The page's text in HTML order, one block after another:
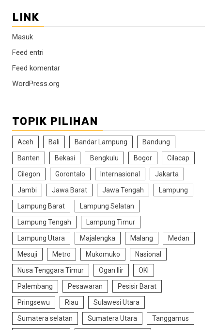
LINK
Masuk
Feed entri
Feed komentar
WordPress.org
TOPIK PILIHAN
Aceh Bali Bandar Lampung Bandung
Banten Bekasi Bengkulu Bogor Cilacap
Cilegon Gorontalo Internasional Jakarta
Jambi Jawa Barat Jawa Tengah Lampung
Lampung Barat Lampung Selatan
Lampung Tengah Lampung Timur
Lampung Utara Majalengka Malang Medan
Mesuji Metro Mukomuko Nasional
Nusa Tenggara Timur Ogan Ilir OKI
Palembang Pesawaran Pesisir Barat
Pringsewu Riau Sulawesi Utara
Sumatera selatan Sumatera Utara Tanggamus